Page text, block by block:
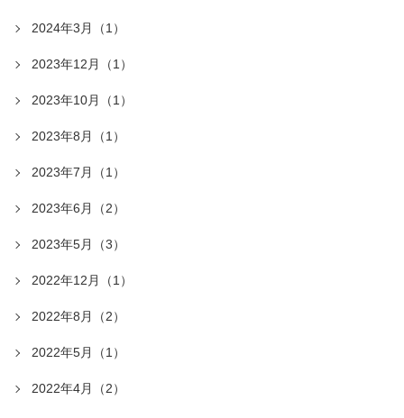
2024年3月（1）
2023年12月（1）
2023年10月（1）
2023年8月（1）
2023年7月（1）
2023年6月（2）
2023年5月（3）
2022年12月（1）
2022年8月（2）
2022年5月（1）
2022年4月（2）